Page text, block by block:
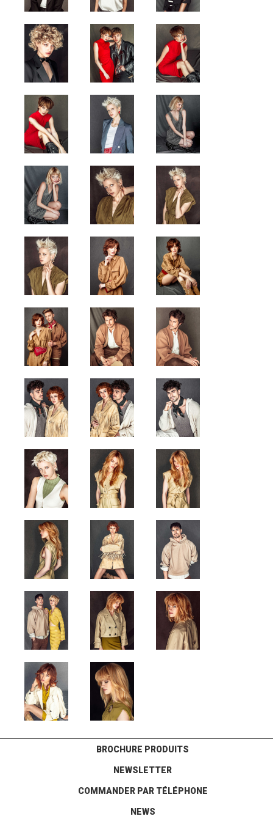
BROCHURE PRODUITS
NEWSLETTER
COMMANDER PAR TÉLÉPHONE
NEWS